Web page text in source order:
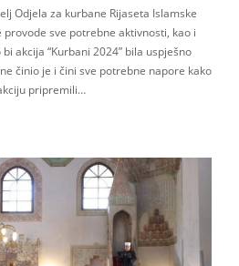
Odjela za kurbane Rijaseta Islamske
sve potrebne aktivnosti, kao i
akcija “Kurbani 2024” bila uspješno
činio je i čini sve potrebne napore kako
pripremili…